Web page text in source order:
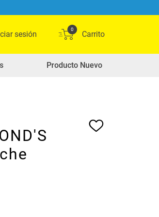
sesión
0
Producto Nuevo